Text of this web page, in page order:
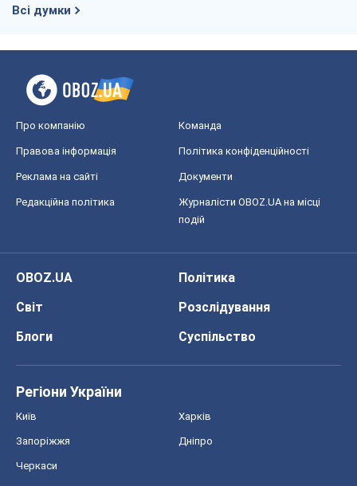
Всі думки
Про компанію Команда
Правова інформація Політика конфіденційності
Реклама на сайті Документи
Редакційна політика
Журналісти OBOZ.UA на місці
подій
OBOZ.UA
Політика
Світ
Розслідування
Блоги
Суспільство
Регіони України
Київ Харків
Запоріжжя Дніпро
Черкаси